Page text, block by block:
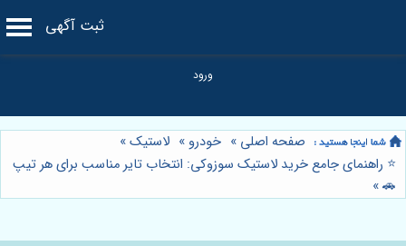
ثبت آگهی
صفحه اصلی » خودرو » لاستیک»
⭐️ راهنمای جامع خرید لاستیک سوزوکی: انتخاب تایر مناسب برای هر تیپ
🚗
»